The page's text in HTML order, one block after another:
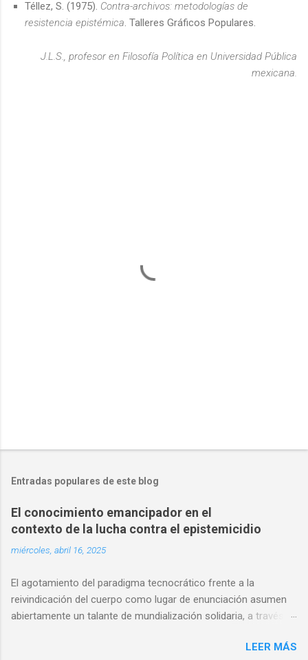
Téllez, S. (1975). Contra-archivos: metodologías de
resistencia epistémica . Talleres Gráficos Populares.
J.L.S., profesor en Filosofía Política en Universidad Pública
mexicana.
Entradas populares de este blog
El conocimiento emancipador en el
contexto de la lucha contra el epistemicidio
miércoles, abril 16, 2025
El agotamiento del paradigma tecnocrático frente a la
reivindicación del cuerpo como lugar de enunciación asumen
abiertamente un talante de mundialización solidaria, a través
reclaman una nueva ética de co-producción del saber. LaLEER MÁS